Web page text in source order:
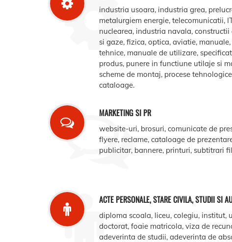
industria usoara, industria grea,
metalurgiem energie, telecomunicatii,
nuclearea, industria navala,
si gaze, fizica, optica, aviatie,
tehnice, manuale de utilizare,
produs, punere in functiune utilaje si
scheme de montaj, procese
cataloage.
MARKETING SI PR
website-uri, brosuri, comunicate de
flyere, reclame, cataloage de
publicitar, bannere, printuri, subtitrari
ACTE PERSONALE, STARE CIVILA, STUDII SI
diploma scoala, liceu, colegiu, institut,
doctorat, foaie matricola, viza de
adeverinta de studii, adeverinta de